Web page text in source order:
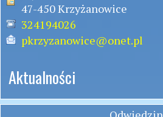
47-450 Krzyżanowice
324194026
pkrzyzanowice@onet.pl
Aktualności